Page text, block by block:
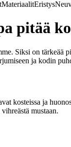
MateriaalitEristys
pitää
Siksi on
ja kodin
kosteissa ja
mustaan.